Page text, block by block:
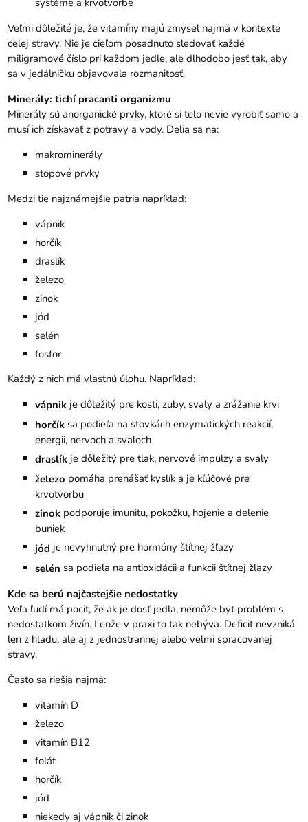
systéme a krvotvorbe
Veľmi dôležité je, že vitamíny majú zmysel najmä v kontexte
celej stravy. Nie je cieľom posadnuto sledovať každé
miligramové číslo pri každom jedle, ale dlhodobo jesť tak, aby
sa v jedálničku objavovala rozmanitosť.
Minerály: tichí pracanti organizmu
Minerály sú anorganické prvky, ktoré si telo nevie vyrobiť samo a
musí ich získavať z potravy a vody. Delia sa na:
makrominerály
stopové prvky
Medzi tie najznámejšie patria napríklad:
vápnik
horčík
draslík
železo
zinok
jód
selén
fosfor
Každý z nich má vlastnú úlohu. Napríklad:
vápnik je dôležitý pre kosti, zuby, svaly a zrážanie krvi
horčík sa podieľa na stovkách enzymatických reakcií,
energii, nervoch a svaloch
draslík je dôležitý pre tlak, nervové impulzy a svaly
železo pomáha prenášať kyslík a je kľúčové pre
krvotvorbu
zinok podporuje imunitu, pokožku, hojenie a delenie
buniek
jód je nevyhnutný pre hormóny štítnej žľazy
selén sa podieľa na antioxidácii a funkcii štítnej žľazy
Kde sa berú najčastejšie nedostatky
Veľa ľudí má pocit, že ak je dosť jedla, nemôže byť problém s
nedostatkom živín. Lenže v praxi to tak nebýva. Deficit nevzniká
len z hladu, ale aj z jednostrannej alebo veľmi spracovanej
stravy.
Často sa riešia najmä:
vitamín D
železo
vitamín B12
folát
horčík
jód
niekedy aj vápnik či zinok